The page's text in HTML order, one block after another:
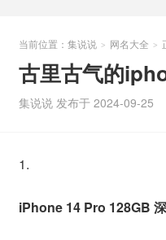
当前位置： 集说说 > 网名大全 >
古里古气的
集说说 发布于 2024-09-25
1.
iPhone 14 Pro 128GB